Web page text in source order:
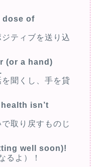
dose of
ティブを送り込
(or a hand)
聞くし、手を貸
isn’t
取り戻すものじ
well soon)!
るよ）！